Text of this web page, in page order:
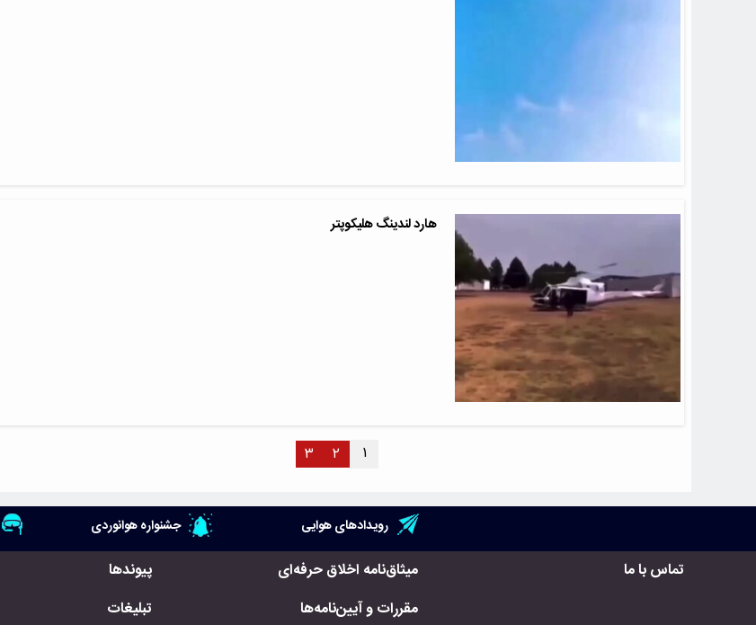
هارد لندینگ هلیکوپتر
۱ ۲ ۳
رویدادهای هوایی جشنواره هوانوردی
تماس با ما
میثاق‌نامه اخلاق حرفه‌ای
مقررات و آیین‌نامه‌ها
پیوندها
تبلیغات